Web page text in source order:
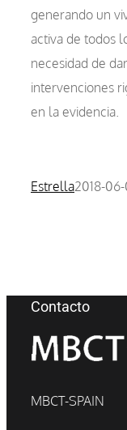
generando un
activa de todos
necesidad de
intervenciones
en la evidencia.
Estrella2018-
Contacto
MBCT-SPAIN